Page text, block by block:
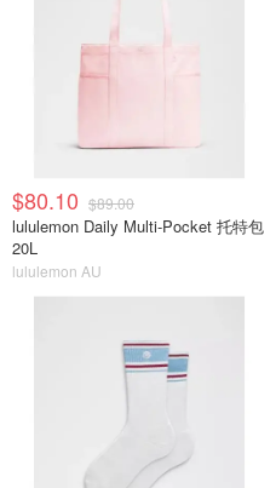
$80.10 $89.00
lululemon Daily Multi-Pocket 托特包
20L
lululemon AU